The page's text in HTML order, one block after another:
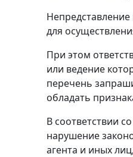
для
При этом
или ведение
перечень
обладать
В соответствии со
нарушение
агента и иных